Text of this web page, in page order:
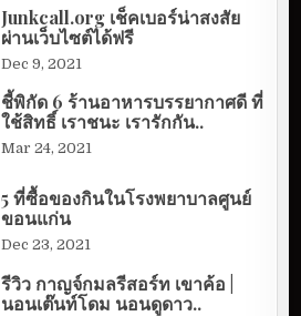
Junkcall.org เช็คเบอร์น่าสงสัย
ผ่านเว็บไซต์ได้ฟรี
Dec 9, 2021
ชี้พิกัด 6 ร้านอาหารบรรยากาศดี ที่
ใช้สิทธิ์ เราชนะ เรารักกัน..
Mar 24, 2021
5 ที่ซื้อของกินในโรงพยาบาลศูนย์
ขอนแก่น
Dec 23, 2021
รีวิว กาญจ์กมลรีสอร์ท เขาค้อ |
นอนเต๊นท์โดม นอนดูดาว..